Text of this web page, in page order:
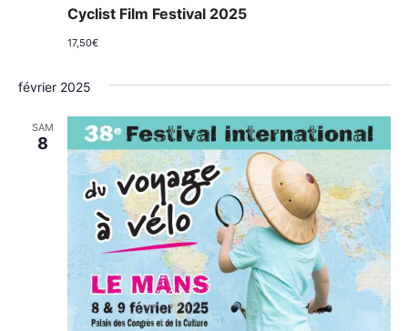
Cyclist Film Festival 2025
17,50€
février 2025
SAM
8